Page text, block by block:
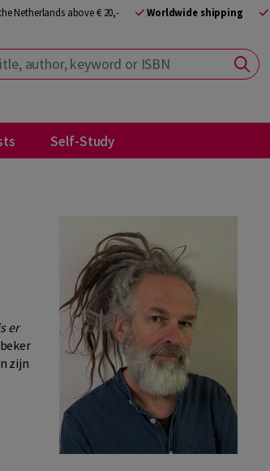
Netherlands above € 20,- Worldwide shipping
keyword or ISBN
Self-Study
er
zijn